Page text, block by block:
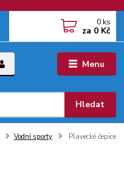
Menu
Hledat
0 ks
za 0 Kč
Vodní sporty Plavecké čepice